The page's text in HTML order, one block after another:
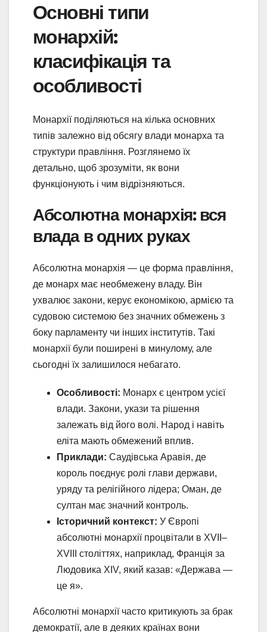
Основні типи
монархій:
класифікація та
особливості
Монархії поділяються на кілька основних
типів залежно від обсягу влади монарха та
структури правління. Розглянемо їх
детально, щоб зрозуміти, як вони
функціонують і чим відрізняються.
Абсолютна монархія: вся
влада в одних руках
Абсолютна монархія — це форма правління,
де монарх має необмежену владу. Він
ухвалює закони, керує економікою, армією та
судовою системою без значних обмежень з
боку парламенту чи інших інститутів. Такі
монархії були поширені в минулому, але
сьогодні їх залишилося небагато.
Особливості: Монарх є центром усієї
влади. Закони, укази та рішення
залежать від його волі. Народ і навіть
еліта мають обмежений вплив.
Приклади: Саудівська Аравія, де
король поєднує ролі глави держави,
уряду та релігійного лідера; Оман, де
султан має значний контроль.
Історичний контекст: У Європі
абсолютні монархії процвітали в XVII–
XVIII століттях, наприклад, Франція за
Людовика XIV, який казав: «Держава —
це я».
Абсолютні монархії часто критикують за брак
демократії, але в деяких країнах вони